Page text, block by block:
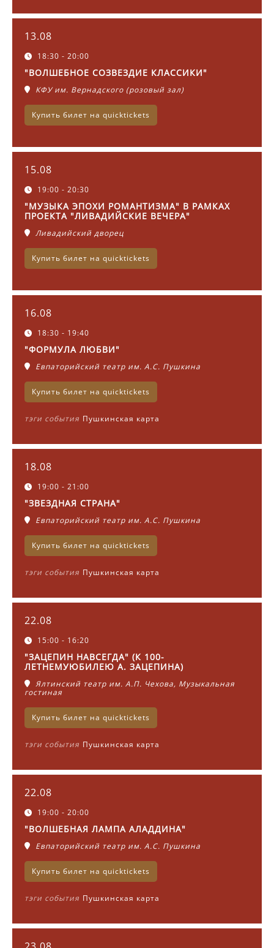
13.08
18:30 - 20:00
"ВОЛШЕБНОЕ СОЗВЕЗДИЕ КЛАССИКИ"
КФУ им. Вернадского (розовый зал)
Купить билет на quicktickets
15.08
19:00 - 20:30
"МУЗЫКА ЭПОХИ РОМАНТИЗМА" В РАМКАХ
ПРОЕКТА "ЛИВАДИЙСКИЕ ВЕЧЕРА"
Ливадийский дворец
Купить билет на quicktickets
16.08
18:30 - 19:40
"ФОРМУЛА ЛЮБВИ"
Евпаторийский театр им. А.С. Пушкина
Купить билет на quicktickets
тэги события Пушкинская карта
18.08
19:00 - 21:00
"ЗВЕЗДНАЯ СТРАНА"
Евпаторийский театр им. А.С. Пушкина
Купить билет на quicktickets
тэги события Пушкинская карта
22.08
15:00 - 16:20
"ЗАЦЕПИН НАВСЕГДА" (К 100-
ЛЕТНЕМУЮБИЛЕЮ А. ЗАЦЕПИНА)
Ялтинский театр им. А.П. Чехова, Музыкальная
гостиная
Купить билет на quicktickets
тэги события Пушкинская карта
22.08
19:00 - 20:00
"ВОЛШЕБНАЯ ЛАМПА АЛАДДИНА"
Евпаторийский театр им. А.С. Пушкина
Купить билет на quicktickets
тэги события Пушкинская карта